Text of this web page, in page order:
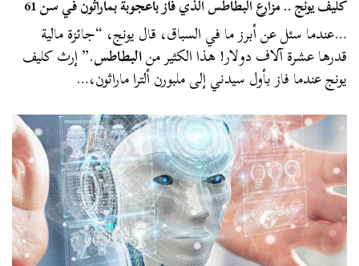
كليف يونج .. مزارع البطاطس الذي فاز بأعجوبة بماراثون في سن 61
…عندما سئل عن أبرز ما في السباق، قال يونج، “جائزة مالية
قدرها عشرة آلاف دولار! هذا الكثير منالبطاطس.” إرث كليف
يونج عندما فاز بأول سيدني إلى ملبورن ألترا ماراثون،…